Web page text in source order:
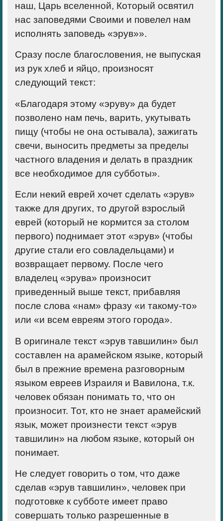
наш, Царь вселенной, Который освятил
нас заповедями Своими и повелел нам
исполнять заповедь «эрув»».
Сразу после благословения, не выпуская
из рук хлеб и яйцо, произносят
следующий текст:
«Благодаря этому «эруву» да будет
позволено нам печь, варить, укутывать
пищу (чтобы не она остывала), зажигать
свечи, выносить предметы за пределы
частного владения и делать в праздник
все необходимое для субботы».
Если некий еврей хочет сделать «эрув»
также для других, то другой взрослый
еврей (который не кормится за столом
первого) поднимает этот «эрув» (чтобы
другие стали его совладельцами) и
возвращает первому. После чего
владелец «эрува» произносит
приведенный выше текст, прибавляя
после слова «нам» фразу «и такому-то»
или «и всем евреям этого города».
В оригинале текст «эрув тавшилин» был
составлен на арамейском языке, который
был в прежние времена разговорным
языком евреев Израиля и Вавилона, т.к.
человек обязан понимать то, что он
произносит. Тот, кто не знает арамейский
язык, может произнести текст «эрув
тавшилин» на любом языке, который он
понимает.
Не следует говорить о том, что даже
сделав «эрув тавшилин», человек при
подготовке к субботе имеет право
совершать только разрешенные в